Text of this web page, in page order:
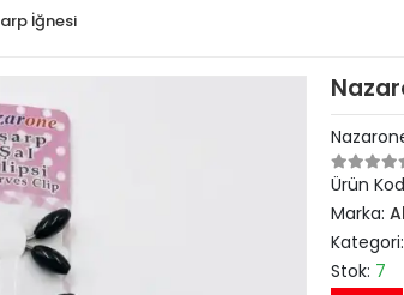
İğnesi
Ürün
Marka:
Kategori:
Stok: 7